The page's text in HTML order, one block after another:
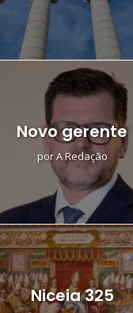
Novo gerente
porA Redação
Niceia 325